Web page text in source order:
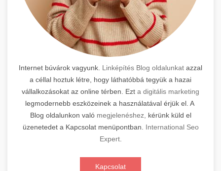
Internet búvárok vagyunk. Linképítés Blog oldalunkat azzal
a céllal hoztuk létre, hogy láthatóbbá tegyük a hazai
vállalkozásokat az online térben. Ezt a digitális marketing
legmodernebb eszközeinek a használatával érjük el. A
Blog oldalunkon való megjelenéshez,
kérünk küld el
üzenetedet a Kapcsolat menüpontban. International Seo
Expert.
Kapcsolat